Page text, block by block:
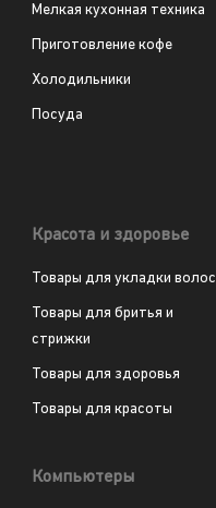
Мелкая кухонная техника
Приготовление кофе
Холодильники
Посуда
Красота и здоровье
Товары для укладки волос
Товары для бритья и
стрижки
Товары для здоровья
Товары для красоты
Компьютеры